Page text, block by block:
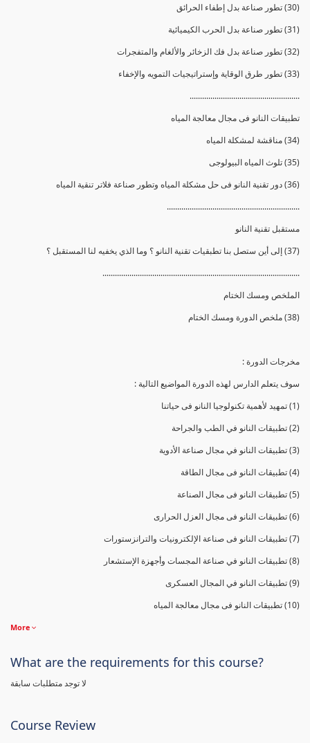
(30) تطور صناعة بدل إطفاء الحرائق
(31) تطور صناعة بدل الحرب الكيميائية
(32) تطور صناعة بدل فك الزخائر والألغام والمتفجرات
(33) تطور طرق الوقاية وإستراتيجيات التمويه والإخفاء
.....................................................
تطبيقات النانو فى مجال معالجة المياه
(34) مناقشة لمشكلة المياه
(35) تلوث المياه البيولوجى
(36) دور تقنية النانو فى حل مشكلة المياه وتطور صناعة فلاتر تنقية المياه
................................................................
مستقبل تقنية النانو
(37) إلى أين ستصل بنا تطبقيات تقنية النانو ؟ وما الذي يخفيه لنا المستقبل ؟
...............................................................................................
الملخص ومسك الختام
(38) ملخص الدورة ومسك الختام
مخرجات الدورة :
سوف يتعلم الدارس لهذه الدورة المواضيع التالية :
(1) تمهيد لأهمية تكنولوجيا النانو فى حياتنا
(2) تطبيقات النانو في الطب والجراحة
(3) تطبيقات النانو في مجال صناعة الأدوية
(4) تطبيقات النانو فى مجال الطاقة
(5) تطبيقات النانو فى مجال الصناعة
(6) تطبيقات النانو فى مجال العزل الحرارى
(7) تطبيقات النانو فى صناعة الإلكترونيات والترانزستورات
(8) تطبيقات النانو في صناعة المجسات وأجهزة الإستشعار
(9) تطبيقات النانو في المجال العسكرى
(10) تطبيقات النانو فى مجال معالجة المياه
More
What are the requirements for this course?
لا توجد متطلبات سابقة
Course Review